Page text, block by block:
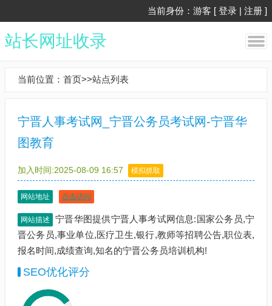
当前身份：游客 [ 登录 | 注册 ]
站长网址收录
当前位置： 首页>>站点列表
宁晋人事考试网_宁晋公务员考试网-宁晋华
图教育
加入时间:2025-08-09 16:57 模拟抓取
网站地址 点击访问
网站描述
宁晋华图提供宁晋人事考试网信息:国家公务员,宁
晋公务员,事业单位,医疗卫生,银行,教师等招聘公告,职位表,
报名时间,成绩查询,知名的宁晋公务员培训机构!
SEO优化评分